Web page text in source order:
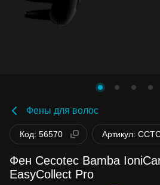
Фены для волос
Код: 56570 Артикул:
Фен Cecotec Bamba
EasyCollect Pro